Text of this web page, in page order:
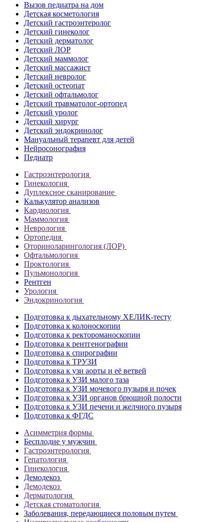
Вызов педиатра на дом
Детская косметология
Детский гастроэнтеролог
Детский гинеколог
Детский дерматолог
Детский ЛОР
Детский маммолог
Детский массажист
Детский невролог
Детский остеопат
Детский офтальмолог
Детский травматолог-ортопед
Детский уролог
Детский хирург
Детский эндокринолог
Мануальный терапевт для детей
Нейросонография
Педиатр
Гастроэнтерология
Гинекология
Дуплексное сканирование
Калькулятор анализов
Кардиология
Маммология
Неврология
Ортопедия
Оториноларингология (ЛОР)
Офтальмология
Проктология
Пульмонология
Рентген
Урология
Эндокринология
Подготовка к дыхательному ХЕЛИК-тесту
Подготовка к колоноскопии
Подготовка к ректороманоскопии
Подготовка к рентгенографии
Подготовка к спирографии
Подготовка к ТРУЗИ
Подготовка к узи аорты и её ветвей
Подготовка к УЗИ малого таза
Подготовка к УЗИ мочевого пузыря и почек
Подготовка к УЗИ органов брюшной полости
Подготовка к УЗИ печени и желчного пузыря
Подготовка к ФГДС
Асимметрия формы
Бесплодие у мужчин
Гастроэнтерология
Гепатология
Гинекология
Демодекоз
Демодекоз
Дерматология
Детская стоматология
Заболевания, передающиеся половым путем